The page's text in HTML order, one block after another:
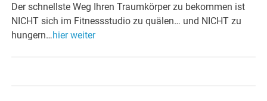
Der schnellste Weg Ihren Traumkörper zu bekommen ist
NICHT sich im Fitnessstudio zu quälen… und NICHT zu
hungern…hier weiter